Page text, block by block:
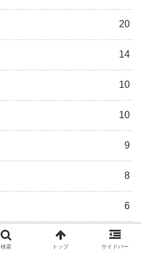
20
14
10
10
9
8
6
検索 トップ サイドバー